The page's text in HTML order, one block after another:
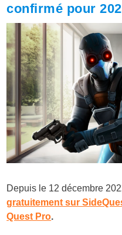
confirmé pour
Depuis le 12 décembre
gratuitement sur
Quest Pro.